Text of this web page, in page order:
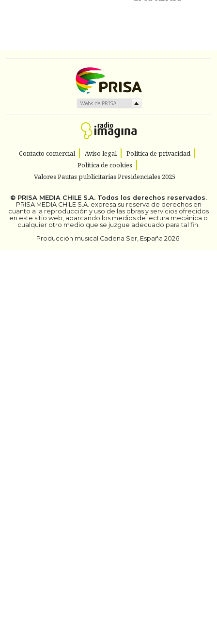
Contacto comercial Aviso legal
Política de privacidad
Política de cookies
Valores Pautas publicitarias Presidenciales 2025
© PRISA MEDIA CHILE S.A. Todos los derechos reservados.
PRISA MEDIA CHILE S.A. expresa su reserva de derechos en
cuanto a la reproducción y uso de las obras y servicios ofrecidos
en este sitio web, abarcando los medios de lectura mecánica o
cualquier otro medio que se juzgue adecuado para tal fin.
Producción musical Cadena Ser, España 2026.